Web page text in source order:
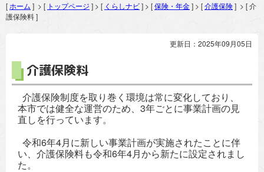
[ ホーム ] > [ トップページ ] > [ くらしナビ] > [保険・年金] > [介護保険] > [ 介
護保険料 ]
更新日：2025年09月05日
介護保険料
介護保険制度を取り巻く環境は常に変化しており、
本市では健全な運営のため、3年ごとに事業計画の見
直しを行っています。
令和6年4月に新しい事業計画が実施されたことに伴
い、介護保険料も令和6年4月から新たに設定されまし
た。